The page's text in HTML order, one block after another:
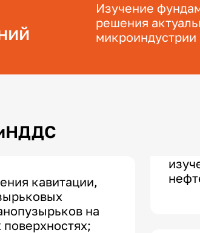
Изучение
решения
кавитации,
на